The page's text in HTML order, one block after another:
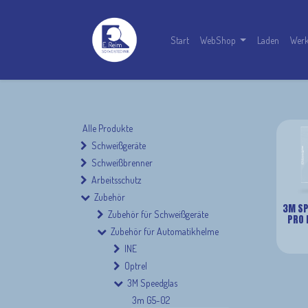
Start WebShop Laden
Alle Produkte
Schweißgeräte
Schweißbrenner
Arbeitsschutz
Zubehör
Zubehör für Schweißgeräte
Zubehör für Automatikhelme
INE
Optrel
3M Speedglas
3m G5-02
3M
PRO